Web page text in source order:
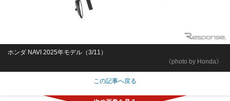
《photo by Honda》
ホンダ NAVI 2025年モデル（3/11）
この記事へ戻る